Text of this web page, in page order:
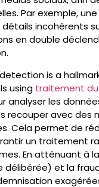
Par exemple,
incohérents
en double
is a
using traitement
analyser les
recouper avec des
Cela permet de
un traitement
En atténuant à
délibérée) et la